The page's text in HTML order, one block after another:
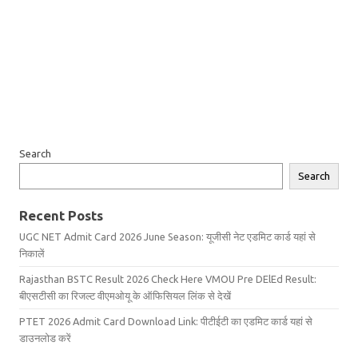
Search
Search
Recent Posts
UGC NET Admit Card 2026 June Season: यूजीसी नेट एडमिट कार्ड यहां से
निकालें
Rajasthan BSTC Result 2026 Check Here VMOU Pre DElEd Result:
बीएसटीसी का रिजल्ट वीएमओयू के ऑफिसियल लिंक से देखें
PTET 2026 Admit Card Download Link: पीटीईटी का एडमिट कार्ड यहां से
डाउनलोड करें